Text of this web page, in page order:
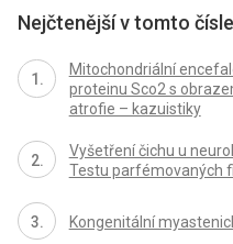
Nejčtenější v tomto čísle
Mitochondriální
proteinu Sco2 s
atrofie – kazuistiky
Vyšetření čichu u
Testu parfémovaných
Kongenitální